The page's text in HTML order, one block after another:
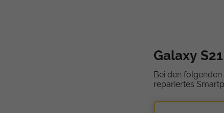
Galaxy
Bei den
repariertes